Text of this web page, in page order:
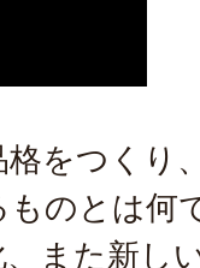
格をつくり
ものとは何
また新し